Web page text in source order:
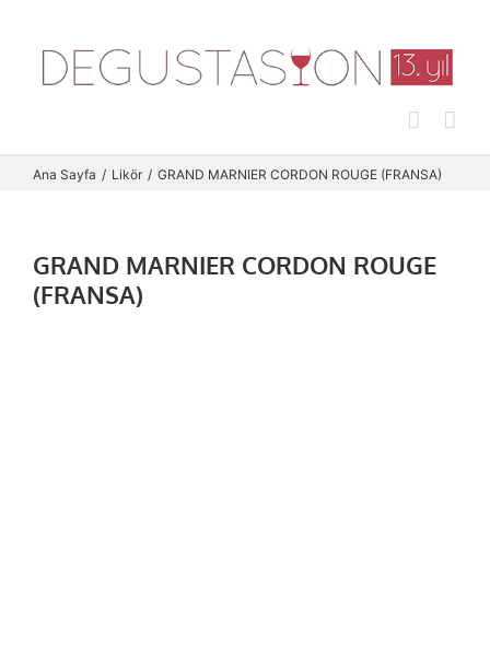
content
Ana Sayfa Likör GRAND MARNIER CORDON ROUGE (FRANSA)
GRAND MARNIER CORDON ROUGE
(FRANSA)